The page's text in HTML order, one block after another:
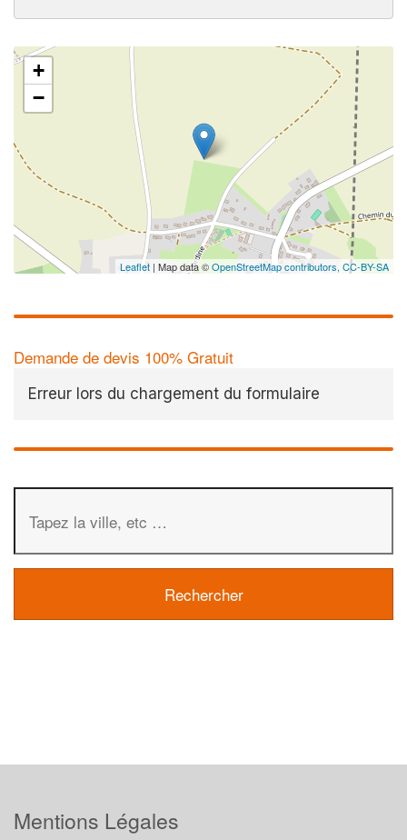
+
−
Leaflet | Map data ©OpenStreetMap contributors, CC-BY-SA
Demande de devis 100% Gratuit
Erreur lors du chargement du formulaire
Mentions Légales